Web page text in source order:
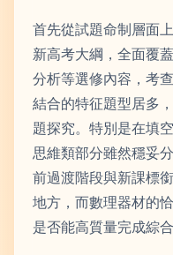
首先從試題命制層面
新高考大綱，全面覆
分析等選修內容，考
結合的特征題型居多
題探究。特別是在填
思維類部分雖然穩妥
前過渡階段與新課標
地方，而數理器材的
是否能高質量完成綜